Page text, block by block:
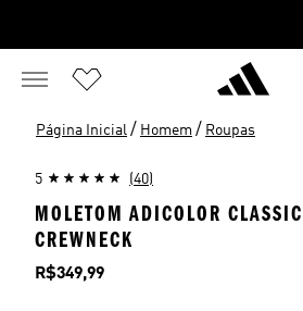
Página Inicial / Homem / Roupas
5 (40)
MOLETOM ADICOLOR
CREWNECK
Preço
R$349,99